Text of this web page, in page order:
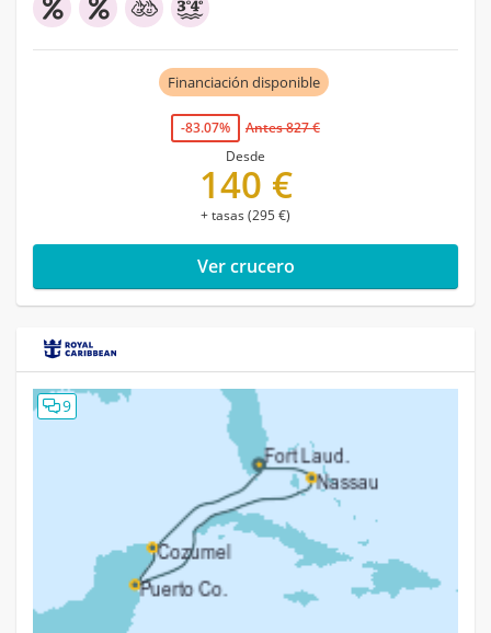
Financiación disponible
-83.07%
Antes 827 €
Desde
140 €
+ tasas (295 €)
Ver crucero
9